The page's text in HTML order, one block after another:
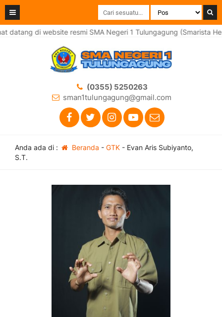
datang di website resmi SMA Negeri 1 Tulungagung (Smarista
(0355) 5250263
sman1tulungagung@gmail.com
Anda ada di : Beranda - GTK- Evan Aris Subiyanto,
S.T.